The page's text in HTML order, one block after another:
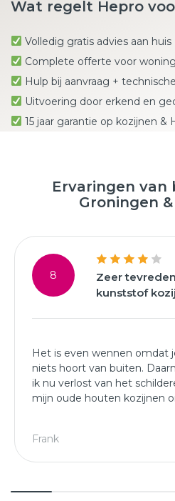
Wat regelt Hepro
Volledig gratis advies aan huis
Complete offerte voor
Hulp bij aanvraag +
Uitvoering door erkend en
15 jaar garantie op kozijnen &
Ervaringen van
Groningen
8
Zeer
kunststof
Het is even wennen omdat
niets hoort van buiten.
ik nu verlost van het
mijn oude houten kozijnen
deuren hebben geplaatst.
Frank